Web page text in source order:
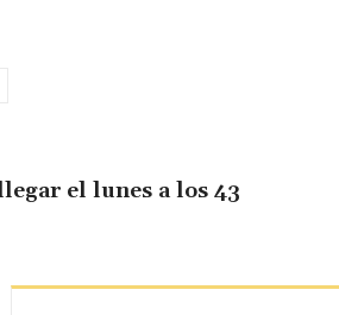
el lunes a los 43